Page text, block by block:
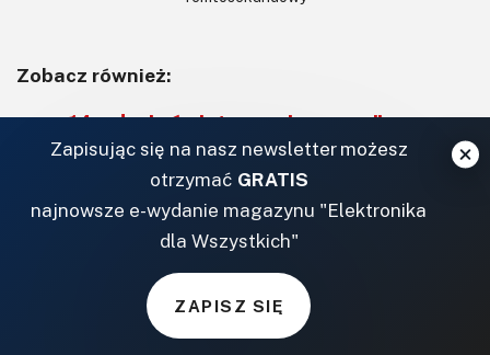
Zobacz również:
14. edycja świątecznej promocji
DigiWish Giveaway, jak również
bożonarodzeniowy przewodnik po
prezentach Digi-Key Electronics
Dedykowane architekturze RISC-V układy FPGA i
SoC FPGA produkcji Microchip Technology
Firma Apple udostępnia własny program Self
Zapisując się na nasz newsletter możesz
otrzymać GRATIS
najnowsze e-wydanie magazynu "Elektronika
dla Wszystkich"
ZAPISZ SIĘ